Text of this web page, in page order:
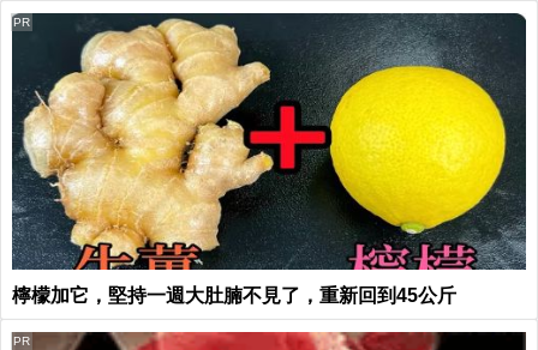
檸檬加它，堅持一週大肚腩不見了，重新回到45公斤
PR
PR